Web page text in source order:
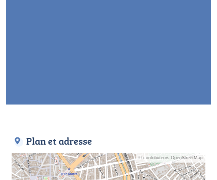
Plan et adresse
© contributeurs OpenStreetMap